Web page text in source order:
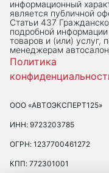
информационный
является публичной
Статьи 437
подробной
товаров и (или) услуг,
менеджерам
Политика
ООО «АВТОЭКСПЕРТ125»
ИНН: 9723203785
ОГРН: 1237700461272
КПП: 772301001